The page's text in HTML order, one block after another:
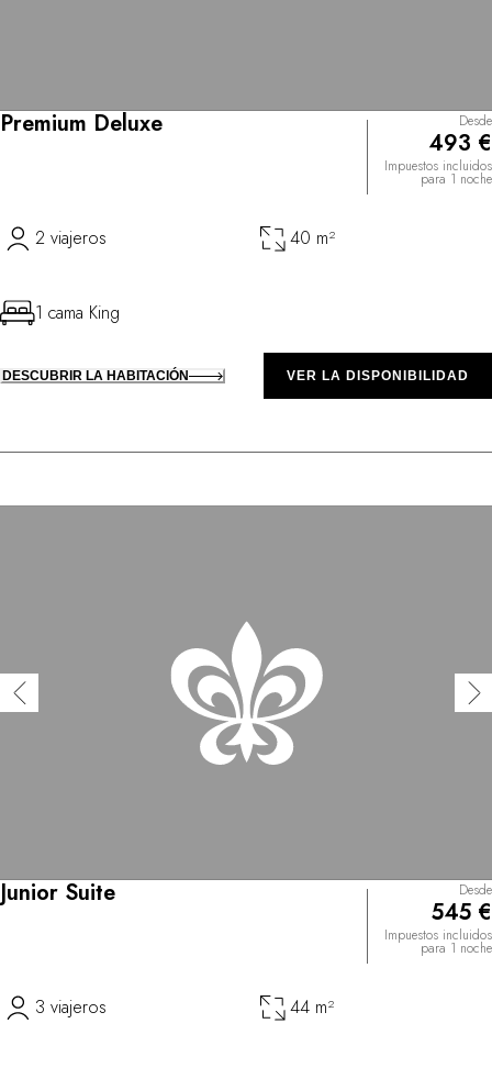
Premium Deluxe Desde
493 €
Impuestos incluidos
para 1 noche
2 viajeros 40 m²
1 cama King
DESCUBRIR LA HABITACIÓN VER LA DISPONIBILIDAD
Junior Suite Desde
545 €
Impuestos incluidos
para 1 noche
3 viajeros 44 m²